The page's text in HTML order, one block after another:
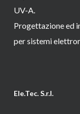
UV-A.
Progettazione ed
per sistemi
Ele.Tec. S.r.l.